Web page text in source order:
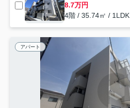
8.7万円
4階 / 35.74㎡ / 1LDK
アパート